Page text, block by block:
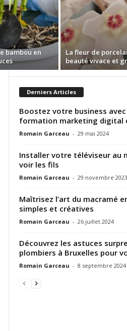
bambou en
La fleur de
beauté vivace et
Derniers Articles
Boostez votre business avec
formation marketing digital
Romain Garceau - 29 mai 2024
Installer votre téléviseur au
voir les fils
Romain Garceau - 29 novembre 2023
Maîtrisez l’art du macramé
simples et créatives
Romain Garceau - 26 juillet 2024
Découvrez les astuces
plombiers à Bruxelles pour
Romain Garceau - 8 septembre 2024